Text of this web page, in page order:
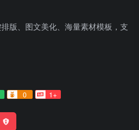
版、图文美化、海量素材模板，支
0 1+